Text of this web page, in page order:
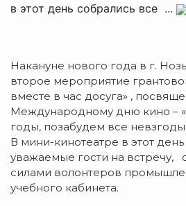
в этот день собрались все ...
Накануне нового года в г.
второе мероприятие
вместе в час досуга» ,
Международному дню кино –
годы, позабудем все
В мини-кинотеатре в этот
уважаемые гости на встречу,
силами волонтеров
учебного кабинета.